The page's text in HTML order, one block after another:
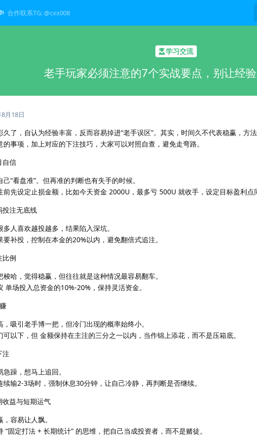
合作联系TG: @cxx008
学习交流
老手玩家必须注意的7个实战要点，别让经验
月18日
久了，自认为经验丰富，反而容易掉进“老手误区”。其实，时间久不代表稳赢，方
事项，加上对应的下注技巧，大家可以对照自查，避免走弯路。
自信
“看盘准”。但再准的判断也有失手的时候。
前先设定止损金额，比如今天资金 2000U，最多亏 500U 就收手，设定目标盈利点
投注无底线
人喜欢越投越多，结果陷入深坑。
要补投，控制在本金的20%以内，避免翻倍式追注。
比例
哈，觉得稳赢，但往往就是这种情况最容易翻车。
单场投入总资金的10%-20%，保持灵活资金。
吸引老手博一把，但冷门出现的概率始终小。
可以下，但 金额保持在主注的三分之一以内，当作锦上添花，而不是压箱底。
注
躁，想马上追回。
续输2-3场时，强制休息30分钟，让自己冷静，再判断是否继续。
收益与短期运气
容易让人飘。
“固定打法 + 长期统计” 的思维，把自己当成投资者，而不是赌徒。